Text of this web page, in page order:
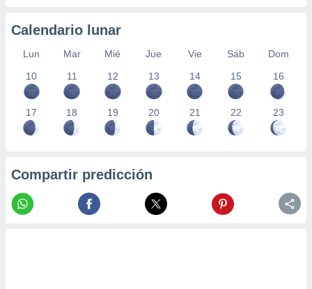
Calendario lunar
Lun Mar Mié Jue Vie Sáb
Dom
10
11 12 13 14 15 16
17 18 19 20 21 22 23
Compartir predicción